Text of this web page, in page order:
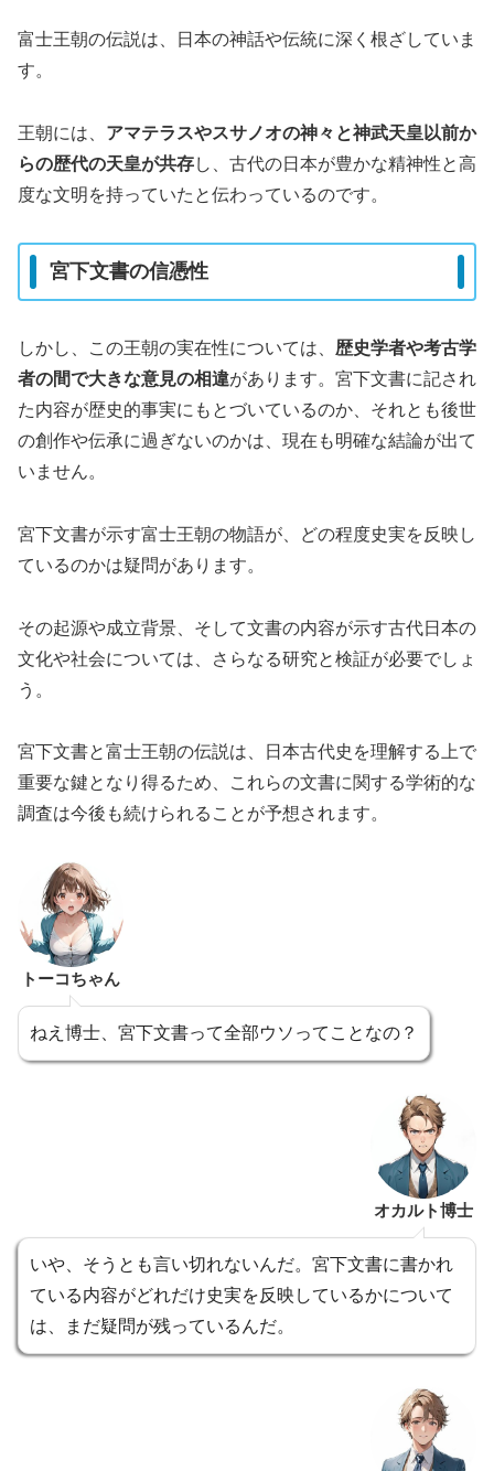
富士王朝の伝説は、日本の神話や伝統に深く根ざしていま
す。
王朝には、 アマテラスやスサノオの神々と神武天皇以前か
らの歴代の天皇が共存し、古代の日本が豊かな精神性と高
度な文明を持っていたと伝わっているのです。
宮下文書の信憑性
しかし、この王朝の実在性については、 歴史学者や考古学
者の間で大きな意見の相違があります。宮下文書に記され
た内容が歴史的事実にもとづいているのか、それとも後世
の創作や伝承に過ぎないのかは、現在も明確な結論が出て
いません。
宮下文書が示す富士王朝の物語が、どの程度史実を反映し
ているのかは疑問があります。
その起源や成立背景、そして文書の内容が示す古代日本の
文化や社会については、さらなる研究と検証が必要でしょ
う。
宮下文書と富士王朝の伝説は、日本古代史を理解する上で
重要な鍵となり得るため、これらの文書に関する学術的な
調査は今後も続けられることが予想されます。
トーコちゃん
ねえ博士、宮下文書って全部ウソってことなの？
オカルト博士
いや、そうとも言い切れないんだ。宮下文書に書かれ
ている内容がどれだけ史実を反映しているかについて
は、まだ疑問が残っているんだ。